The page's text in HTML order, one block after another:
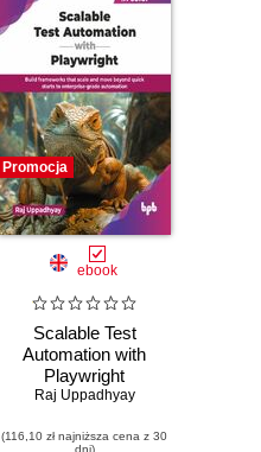
Promocja
ebook
Scalable Test
Automation with
Playwright
Raj Uppadhyay
(116,10 zł najniższa cena z 30